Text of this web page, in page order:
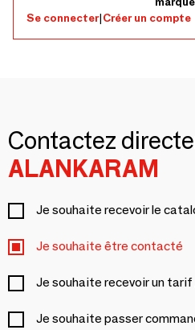
Se connecter|Créer un compte
Contactez
ALANKARAM
Je souhaite recevoir le
Je souhaite être contacté
Je souhaite recevoir un
Je souhaite passer